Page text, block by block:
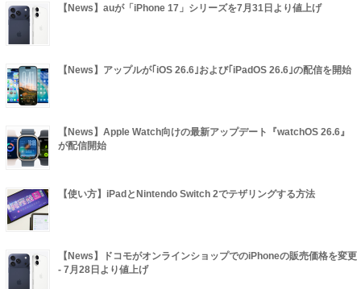
【News】auが「iPhone 17」シリーズを7月31日より値上げ
【News】アップルが｢iOS 26.6｣および｢iPadOS 26.6｣の配信を開始
【News】Apple Watch向けの最新アップデート『watchOS 26.6』
が配信開始
【使い方】iPadとNintendo Switch 2でテザリングする方法
【News】ドコモがオンラインショップでのiPhoneの販売価格を変更
- 7月28日より値上げ